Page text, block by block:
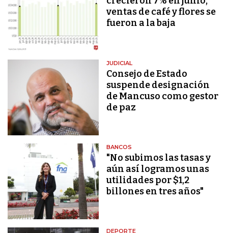
ventas de café y flores se
fueron a la baja
JUDICIAL
Consejo de Estado
suspende designación
de Mancuso como gestor
de paz
BANCOS
"No subimos las tasas y
aún así logramos unas
utilidades por $1,2
billones en tres años"
DEPORTE